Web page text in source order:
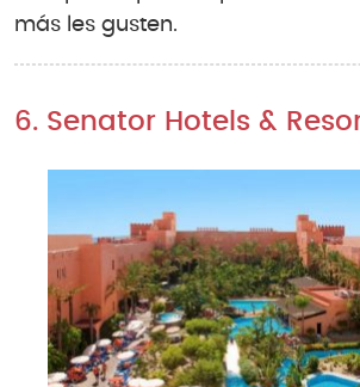
más les gusten.
6. Senator Hotels &